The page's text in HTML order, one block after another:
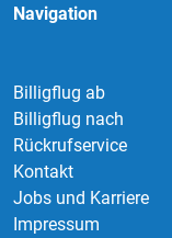
Navigation
Billigflug ab
Billigflug nach
Rückrufservice
Kontakt
Jobs und Karriere
Impressum